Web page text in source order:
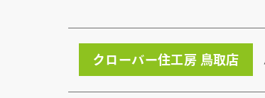
クローバー住工房 鳥取店